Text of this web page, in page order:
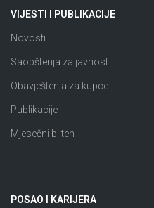
VIJESTI I PUBLIKACIJE
Novosti
Saopštenja za javnost
Obavještenja za kupce
Publikacije
Mjesečni bilten
POSAO I KARIJERA